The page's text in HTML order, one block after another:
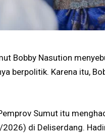
Bobby Nasution
berpolitik. Karena itu,
Sumut itu
di Deliserdang.